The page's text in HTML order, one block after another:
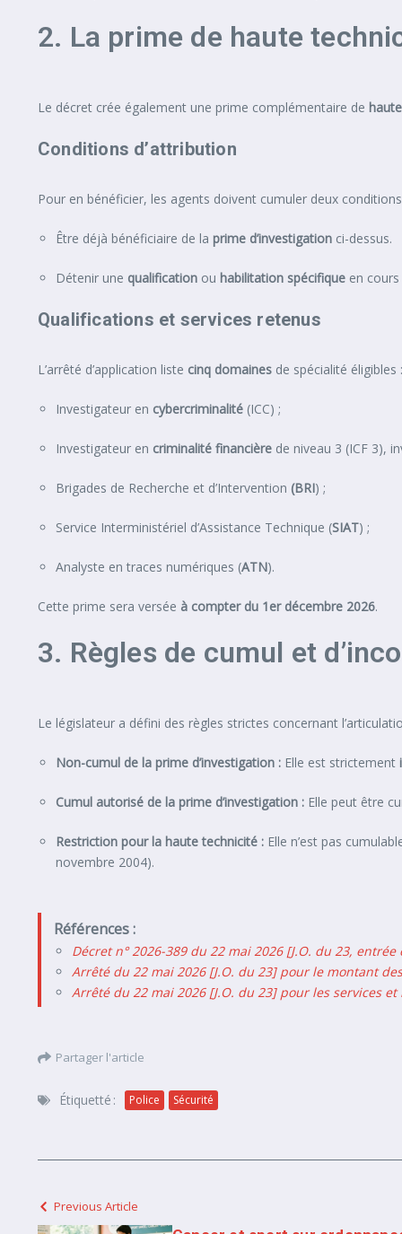
2. La prime de haute
Le décret crée également une prime complémentaire de
Conditions d’attribution
Pour en bénéficier, les agents doivent cumuler deux
Être déjà bénéficiaire de la prime d’investigation ci-dessus.
Détenir une qualification ou habilitation spécifique en
Qualifications et services retenus
L’arrêté d’application liste cinq domaines de spécialité éligibles :
Investigateur en cybercriminalité (ICC) ;
Investigateur en criminalité financière de niveau 3 (ICF 3),
Brigades de Recherche et d’Intervention (BRI) ;
Service Interministériel d’Assistance Technique (SIAT) ;
Analyste en traces numériques (ATN).
Cette prime sera versée à compter du 1er décembre 2026.
3. Règles de cumul et
Le législateur a défini des règles strictes concernant
Non-cumul de la prime d’investigation : Elle est strictement
Cumul autorisé de la prime d’investigation : Elle peut être
Restriction pour la haute technicité : Elle n’est pas
novembre 2004).
Références :
Décret n° 2026-389 du 22 mai 2026 [J.O. du 23,
Arrêté du 22 mai 2026 [J.O. du 23] pour le montant
Arrêté du 22 mai 2026 [J.O. du 23] pour les services
Partager l'article
Étiquetté : Police Sécurité
Previous Article